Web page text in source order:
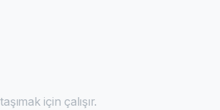
için çalışır.